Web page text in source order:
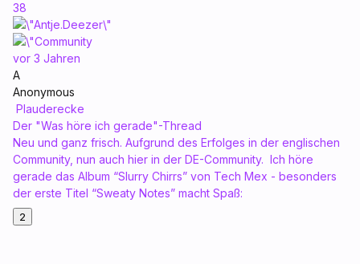
38
vor 3 Jahren
A
Anonymous
Plauderecke
Der "Was höre ich gerade"-Thread
Neu und ganz frisch. Aufgrund des Erfolges in der englischen
Community, nun auch hier in der DE-Community. Ich höre
gerade das Album “Slurry Chirrs” von Tech Mex - besonders
der erste Titel “Sweaty Notes” macht Spaß:
2